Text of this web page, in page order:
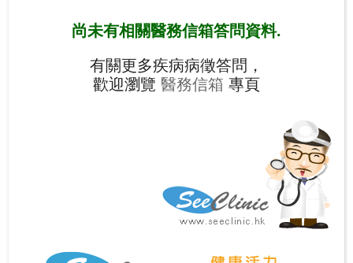
尚未有相關醫務信箱答問資料.
有關更多疾病病徵答問，
歡迎瀏覽 醫務信箱 專頁